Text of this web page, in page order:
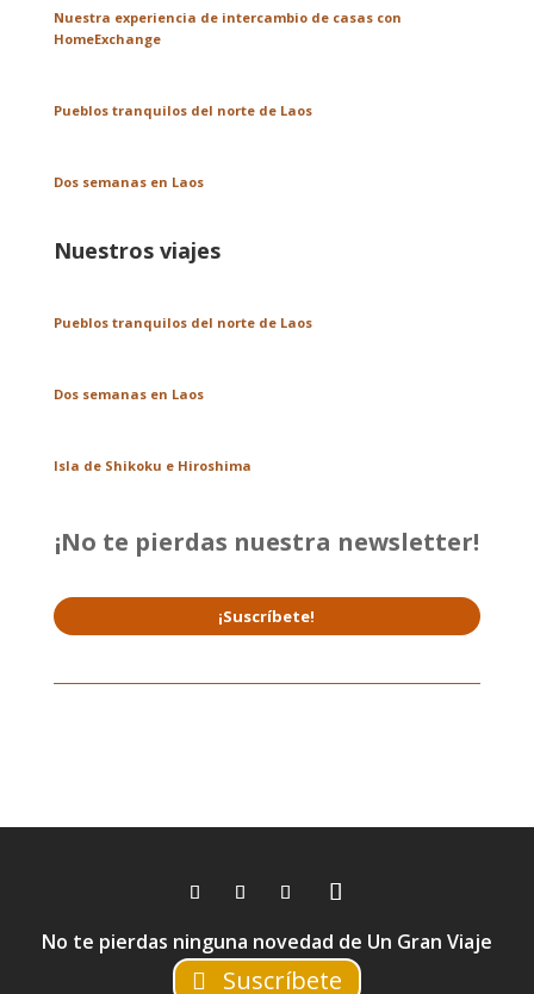
Nuestra experiencia de intercambio de casas con
HomeExchange
Pueblos tranquilos del norte de Laos
Dos semanas en Laos
Nuestros viajes
Pueblos tranquilos del norte de Laos
Dos semanas en Laos
Isla de Shikoku e Hiroshima
¡No te pierdas nuestra newsletter!
¡Suscríbete!
No te pierdas ninguna novedad de Un Gran Viaje
Suscríbete